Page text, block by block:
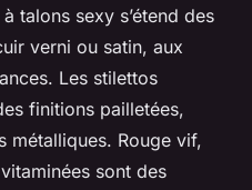
talons sexy s’étend des
verni ou satin, aux
Les stilettos
finitions pailletées,
métalliques. Rouge vif,
sont des